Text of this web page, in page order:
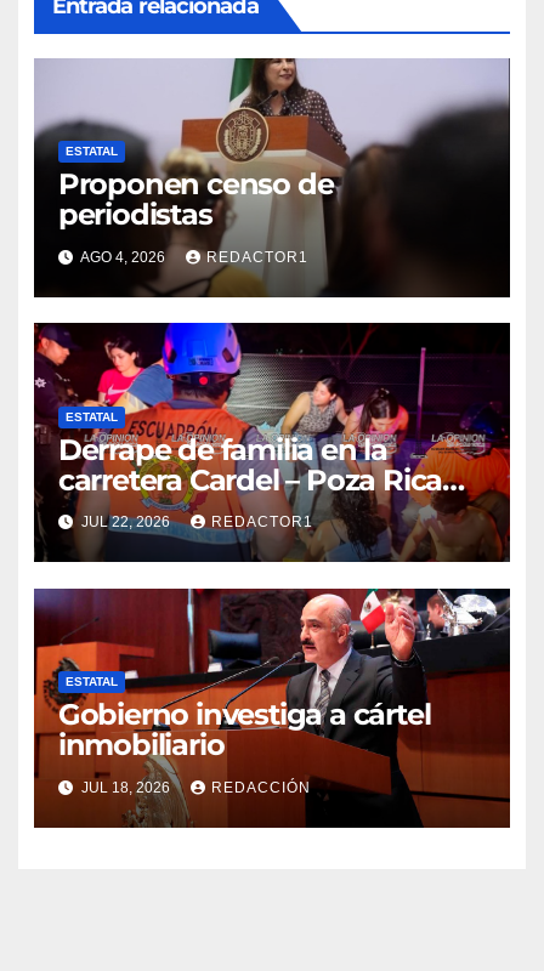
Entrada relacionada
ESTATAL
Proponen censo de
periodistas
AGO 4, 2026 REDACTOR1
ESTATAL
Derrape de familia en la
carretera Cardel – Poza Rica
reaviva críticas por tardanza
de ambulancia municipal
JUL 22, 2026 REDACTOR1
ESTATAL
Gobierno investiga a cártel
inmobiliario
JUL 18, 2026 REDACCIÓN